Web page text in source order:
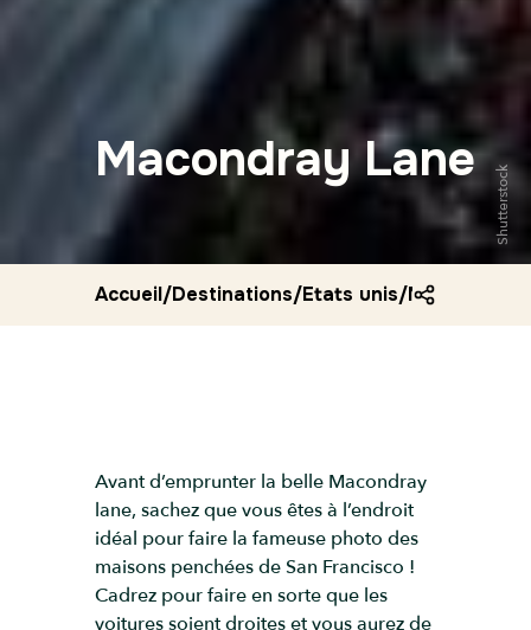
Macondray Lane
Shutterstock
Accueil/Destinations/Etats unis/Macondray
Avant d’emprunter la belle Macondray
lane, sachez que vous êtes à l’endroit
idéal pour faire la fameuse photo des
maisons penchées de San Francisco !
Cadrez pour faire en sorte que les
voitures soient droites et vous aurez de